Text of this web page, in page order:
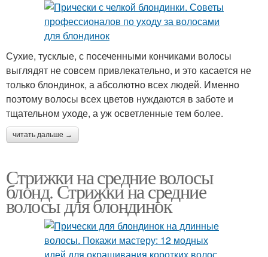
Сухие, тусклые, с посеченными кончиками волосы
выглядят не совсем привлекательно, и это касается не
только блондинок, а абсолютно всех людей. Именно
поэтому волосы всех цветов нуждаются в заботе и
тщательном уходе, а уж осветленные тем более.
читать дальше →
Стрижки на средние волосы
блонд. Стрижки на средние
волосы для блондинок